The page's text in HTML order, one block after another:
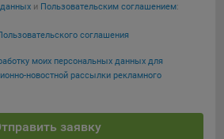
и Пользовательским соглашением:
соглашения
моих персональных данных для
новостной рассылки рекламного
заявку